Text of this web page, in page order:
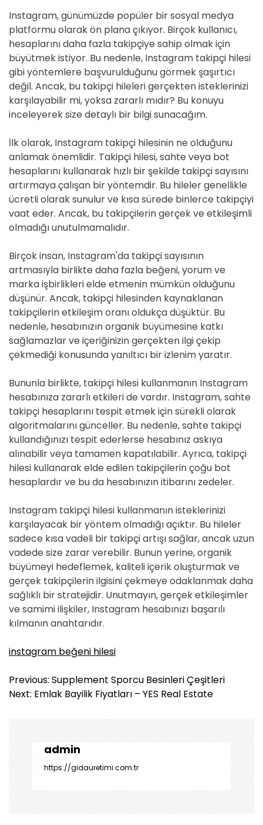
Instagram, günümüzde popüler bir sosyal medya
platformu olarak ön plana çıkıyor. Birçok kullanıcı,
hesaplarını daha fazla takipçiye sahip olmak için
büyütmek istiyor. Bu nedenle, Instagram takipçi hilesi
gibi yöntemlere başvurulduğunu görmek şaşırtıcı
değil. Ancak, bu takipçi hileleri gerçekten isteklerinizi
karşılayabilir mi, yoksa zararlı mıdır? Bu konuyu
inceleyerek size detaylı bir bilgi sunacağım.
İlk olarak, Instagram takipçi hilesinin ne olduğunu
anlamak önemlidir. Takipçi hilesi, sahte veya bot
hesaplarını kullanarak hızlı bir şekilde takipçi sayısını
artırmaya çalışan bir yöntemdir. Bu hileler genellikle
ücretli olarak sunulur ve kısa sürede binlerce takipçiyi
vaat eder. Ancak, bu takipçilerin gerçek ve etkileşimli
olmadığı unutulmamalıdır.
Birçok insan, Instagram'da takipçi sayısının
artmasıyla birlikte daha fazla beğeni, yorum ve
marka işbirlikleri elde etmenin mümkün olduğunu
düşünür. Ancak, takipçi hilesinden kaynaklanan
takipçilerin etkileşim oranı oldukça düşüktür. Bu
nedenle, hesabınızın organik büyümesine katkı
sağlamazlar ve içeriğinizin gerçekten ilgi çekip
çekmediği konusunda yanıltıcı bir izlenim yaratır.
Bununla birlikte, takipçi hilesi kullanmanın Instagram
hesabınıza zararlı etkileri de vardır. Instagram, sahte
takipçi hesaplarını tespit etmek için sürekli olarak
algoritmalarını günceller. Bu nedenle, sahte takipçi
kullandığınızı tespit ederlerse hesabınız askıya
alınabilir veya tamamen kapatılabilir. Ayrıca, takipçi
hilesi kullanarak elde edilen takipçilerin çoğu bot
hesaplardır ve bu da hesabınızın itibarını zedeler.
Instagram takipçi hilesi kullanmanın isteklerinizi
karşılayacak bir yöntem olmadığı açıktır. Bu hileler
sadece kısa vadeli bir takipçi artışı sağlar, ancak uzun
vadede size zarar verebilir. Bunun yerine, organik
büyümeyi hedeflemek, kaliteli içerik oluşturmak ve
gerçek takipçilerin ilgisini çekmeye odaklanmak daha
sağlıklı bir stratejidir. Unutmayın, gerçek etkileşimler
ve samimi ilişkiler, Instagram hesabınızı başarılı
kılmanın anahtarıdır.
instagram beğeni hilesi
Y
a
ı
g
e
z
i
n
m
Previous: Supplement Sporcu Besinleri Çeşitleri
Next: Emlak Bayilik Fiyatları – YES Real Estate
admin
https://gidauretimi.com.tr